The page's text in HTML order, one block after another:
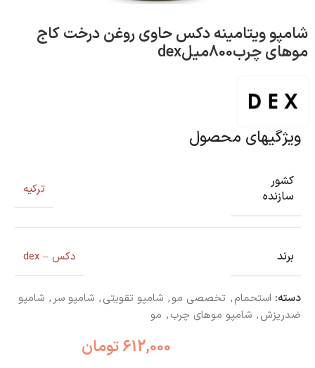
شامپو ویتامینه دکس حاوی روغن درخت کاج
موهای چرب800میلdex
ویژگیهای محصول
کشور
سازنده
ترکیه
برند دکس – dex
دسته: استحمام, تخصصی مو, شامپو تقویتی, شامپو سر, شامپو
ضدریزش, شامپو موهای چرب, مو
612,000تومان